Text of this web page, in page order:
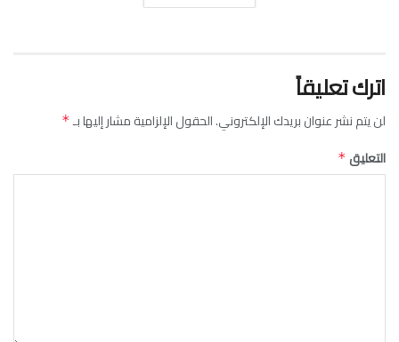
اترك تعليقاً
لن يتم نشر عنوان بريدك الإلكتروني.الحقول الإلزامية مشار إليها بـ*
التعليق *